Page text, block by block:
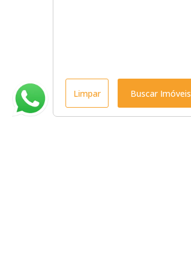
Limpar Buscar Imóveis